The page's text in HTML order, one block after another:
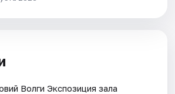
Волги Экспозиция зала